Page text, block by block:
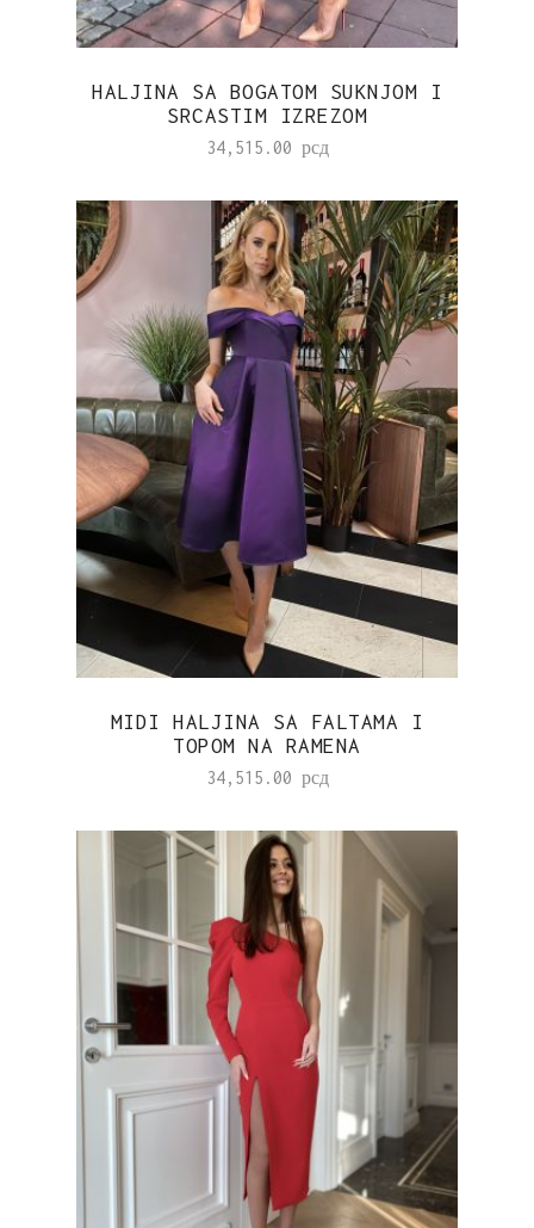
HALJINA SA BOGATOM SUKNJOM I
SRCASTIM IZREZOM
34,515.00 рсд
MIDI HALJINA SA FALTAMA I
TOPOM NA RAMENA
34,515.00 рсд